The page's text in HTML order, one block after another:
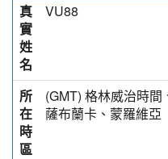
真
實
姓
名
VU88
所
在
時
區
(GMT) 格林威治時
薩布蘭卡、蒙羅維亞